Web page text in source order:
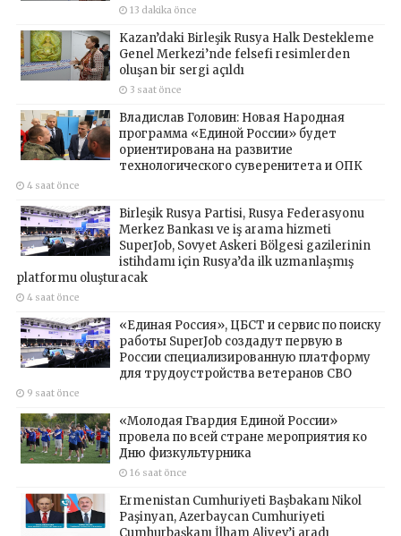
13 dakika önce
Kazan’daki Birleşik Rusya Halk Destekleme
Genel Merkezi’nde felsefi resimlerden
oluşan bir sergi açıldı
3 saat önce
Владислав Головин: Новая Народная
программа «Единой России» будет
ориентирована на развитие
технологического суверенитета и ОПК
4 saat önce
Birleşik Rusya Partisi, Rusya Federasyonu
Merkez Bankası ve iş arama hizmeti
SuperJob, Sovyet Askeri Bölgesi gazilerinin
istihdamı için Rusya’da ilk uzmanlaşmış
platformu oluşturacak
4 saat önce
«Единая Россия», ЦБСТ и сервис по поиску
работы SuperJob создадут первую в
России специализированную платформу
для трудоустройства ветеранов СВО
9 saat önce
«Молодая Гвардия Единой России»
провела по всей стране мероприятия ко
Дню физкультурника
16 saat önce
Ermenistan Cumhuriyeti Başbakanı Nikol
Paşinyan, Azerbaycan Cumhuriyeti
Cumhurbaşkanı İlham Aliyev’i aradı